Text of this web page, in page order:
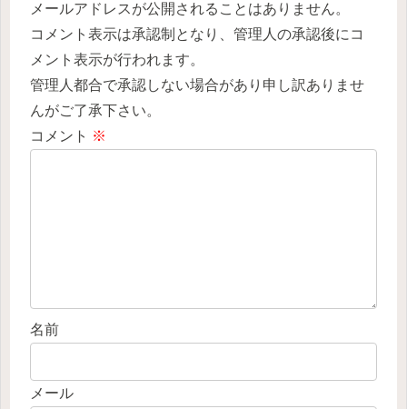
メールアドレスが公開されることはありません。
コメント表示は承認制となり、管理人の承認後にコ
メント表示が行われます。
管理人都合で承認しない場合があり申し訳ありませ
んがご了承下さい。
コメント ※
名前
メール